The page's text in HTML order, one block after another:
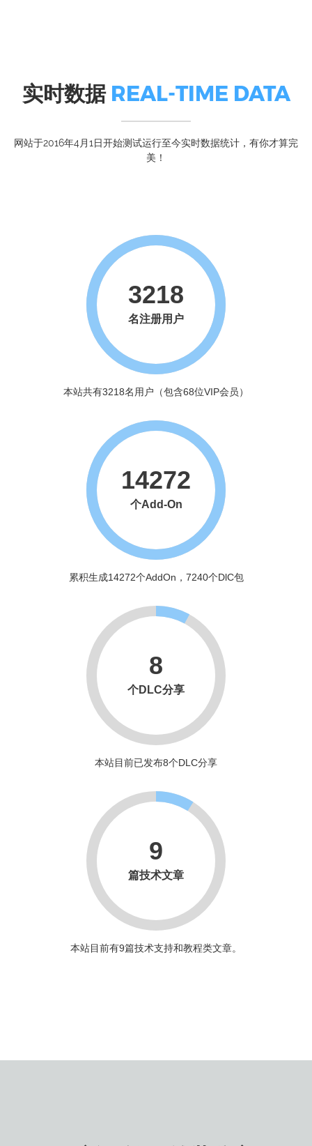
实时数据 REAL-TIME DATA
网站于2016年4月1日开始测试运行至今实时数据统计，有你才算完
美！
3218
名注册用户
本站共有3218名用户（包含68位VIP会员）
14272
个Add-On
累积生成14272个AddOn，7240个DlC包
8
个DLC分享
本站目前已发布8个DLC分享
9
篇技术文章
本站目前有9篇技术支持和教程类文章。